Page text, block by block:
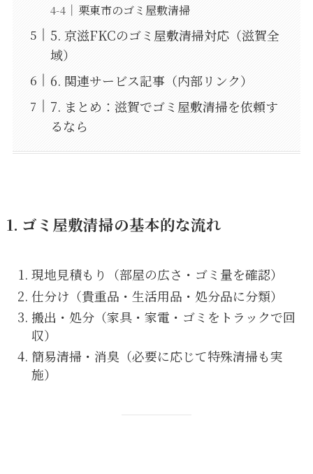
栗東市のゴミ屋敷清掃
5. 京滋FKCのゴミ屋敷清掃対応（滋賀全
域）
6. 関連サービス記事（内部リンク）
7. まとめ：滋賀でゴミ屋敷清掃を依頼す
るなら
1. ゴミ屋敷清掃の基本的な流れ
現地見積もり（部屋の広さ・ゴミ量を確認）
仕分け（貴重品・生活用品・処分品に分類）
搬出・処分（家具・家電・ゴミをトラックで回
収）
簡易清掃・消臭（必要に応じて特殊清掃も実
施）